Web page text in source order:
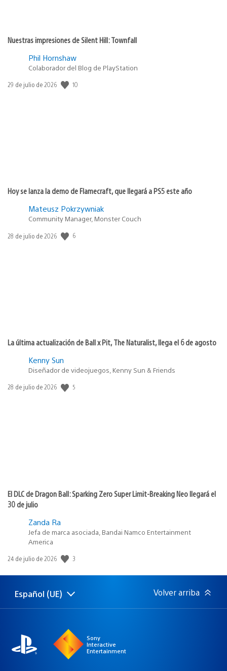
Nuestras impresiones de Silent Hill: Townfall
Phil Hornshaw
Colaborador del Blog de PlayStation
Fecha
29 de julio de 2026 10
Hoy se lanza la demo de Flamecraft, que llegará a PS5 este año
Mateusz Pokrzywniak
Community Manager, Monster Couch
Fecha
28 de julio de 2026 6
La última actualización de Ball x Pit, The Naturalist, llega el 6 de agosto
Kenny Sun
Diseñador de videojuegos, Kenny Sun & Friends
Fecha
28 de julio de 2026 5
El DLC de Dragon Ball: Sparking Zero Super Limit-Breaking Neo llegará el
30 de julio
Zanda Ra
Jefa de marca asociada, Bandai Namco Entertainment
America
Fecha
publicación:
24 de julio de 2026 3
Selecciona
una
Región
actual:
Español (UE) Volver arriba
Sony
Interactive
Entertainment